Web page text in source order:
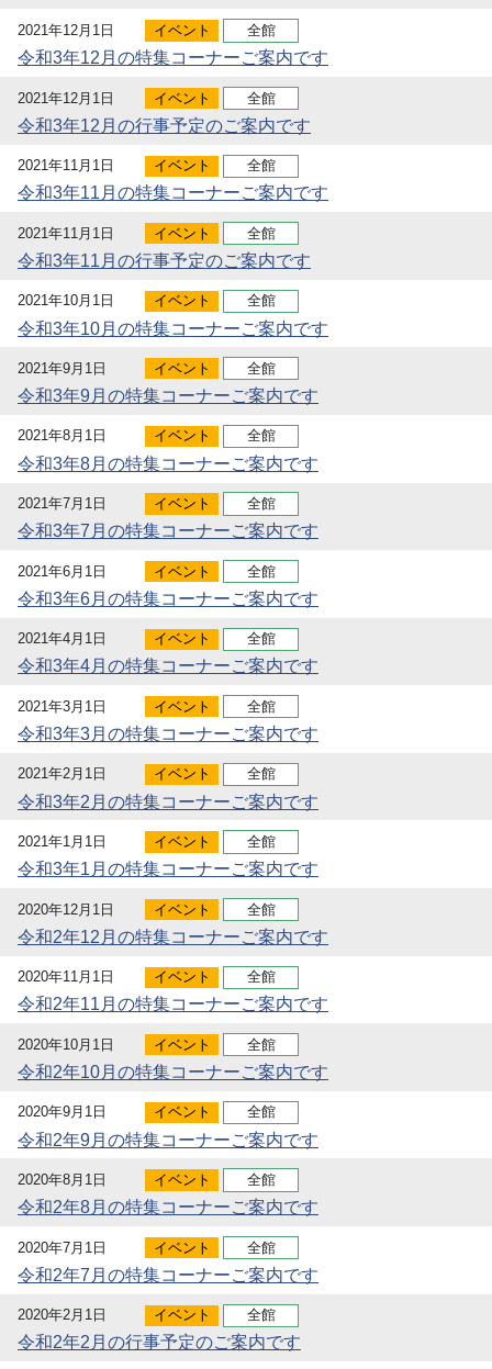
2021年12月1日 イベント 全館
令和3年12月の特集コーナーご案内です
2021年12月1日 イベント 全館
令和3年12月の行事予定のご案内です
2021年11月1日 イベント 全館
令和3年11月の特集コーナーご案内です
2021年11月1日 イベント 全館
令和3年11月の行事予定のご案内です
2021年10月1日 イベント 全館
令和3年10月の特集コーナーご案内です
2021年9月1日 イベント 全館
令和3年9月の特集コーナーご案内です
2021年8月1日 イベント 全館
令和3年8月の特集コーナーご案内です
2021年7月1日 イベント 全館
令和3年7月の特集コーナーご案内です
2021年6月1日 イベント 全館
令和3年6月の特集コーナーご案内です
2021年4月1日 イベント 全館
令和3年4月の特集コーナーご案内です
2021年3月1日 イベント 全館
令和3年3月の特集コーナーご案内です
2021年2月1日 イベント 全館
令和3年2月の特集コーナーご案内です
2021年1月1日 イベント 全館
令和3年1月の特集コーナーご案内です
2020年12月1日 イベント 全館
令和2年12月の特集コーナーご案内です
2020年11月1日 イベント 全館
令和2年11月の特集コーナーご案内です
2020年10月1日 イベント 全館
令和2年10月の特集コーナーご案内です
2020年9月1日 イベント 全館
令和2年9月の特集コーナーご案内です
2020年8月1日 イベント 全館
令和2年8月の特集コーナーご案内です
2020年7月1日 イベント 全館
令和2年7月の特集コーナーご案内です
2020年2月1日 イベント 全館
令和2年2月の行事予定のご案内です